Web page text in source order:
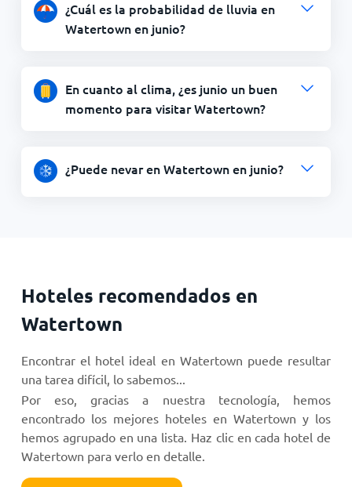
¿Cuál es la probabilidad de lluvia en
Watertown en junio?
En cuanto al clima, ¿es junio un buen
momento para visitar Watertown?
¿Puede nevar en Watertown en junio?
Hoteles recomendados en
Watertown
Encontrar el hotel ideal en Watertown puede resultar
una tarea difícil, lo sabemos...
Por eso, gracias a nuestra tecnología, hemos
encontrado los mejores hoteles en Watertown y los
hemos agrupado en una lista. Haz clic en cada hotel de
Watertown para verlo en detalle.